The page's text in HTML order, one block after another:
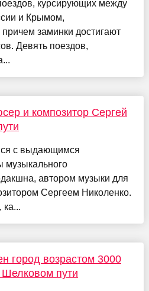
курсирующих между
и Крымом,
заминки достигают
Девять поездов,
и композитор Сергей
с выдающимся
музыкального
автором музыки для
Сергеем Николенко.
ка...
город возрастом 3000
пути